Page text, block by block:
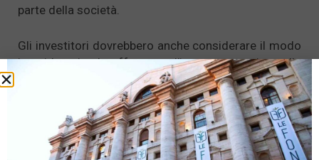
parte della società.
Gli investitori dovrebbero anche considerare il modo
in cui le aziende affrontano l’impatto negativo sulla
produttività esercitato dalla contrazione della
popolazione in età lavorativa. Sarà essenziale a tal
riguardo potenziare gli investimenti in tecnologie che
migliorano la produttività, con la creazione di grandi
opportunità per le imprese tecnologiche e